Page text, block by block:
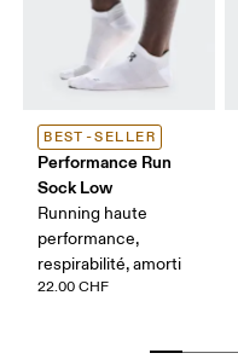
BEST-SELLER
Performance Run
Sock Low
Running haute
performance,
respirabilité, amorti
22.00 CHF